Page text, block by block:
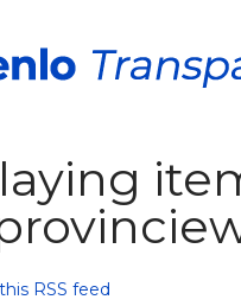
RSS feed